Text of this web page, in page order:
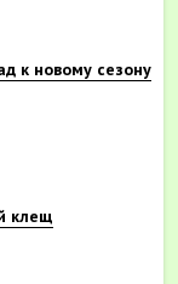
к новому сезону
клещ